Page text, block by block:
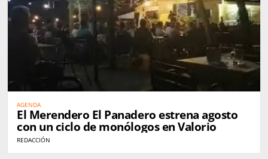
AGENDA
El Merendero El Panadero estrena agosto
con un ciclo de monólogos en Valorio
REDACCIÓN